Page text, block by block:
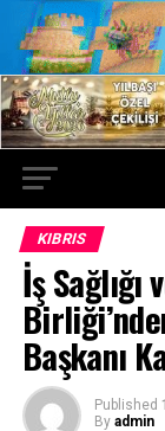
KIBRIS
İş Sağlığı
Başkanı
Published
By admin